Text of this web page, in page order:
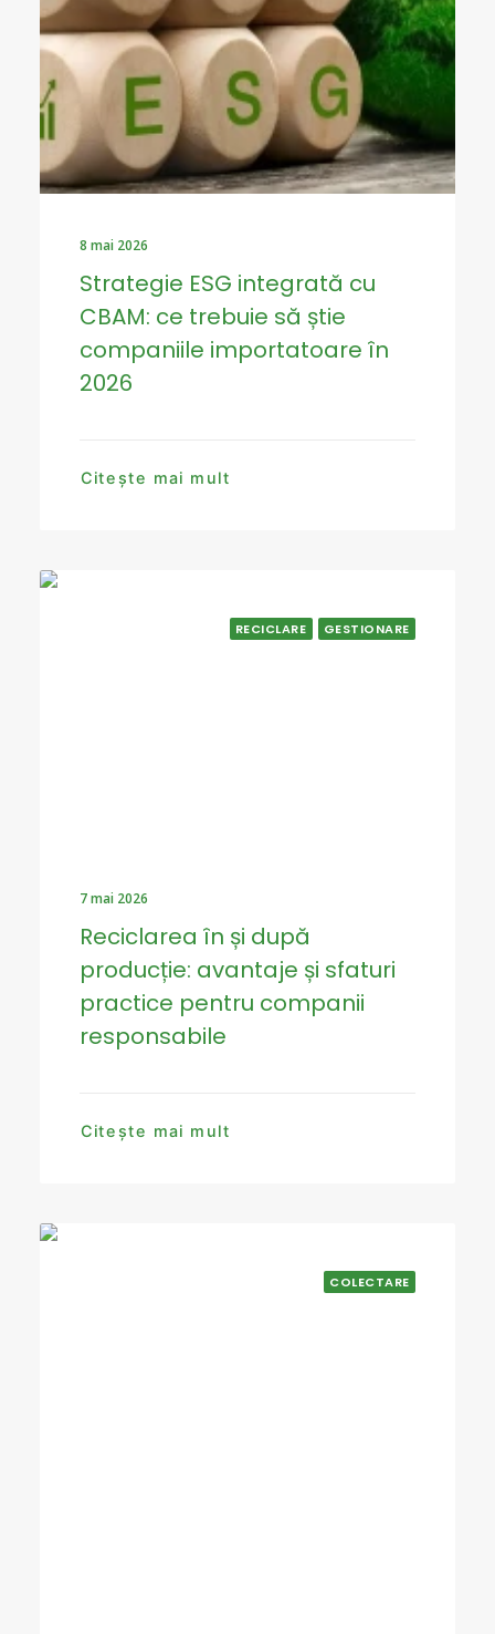
8 mai 2026
Strategie ESG integrată cu
CBAM: ce trebuie să știe
companiile importatoare în
2026
Citește mai mult
RECICLARE GESTIONARE
7 mai 2026
Reciclarea în și după
producție: avantaje și sfaturi
practice pentru companii
responsabile
Citește mai mult
COLECTARE